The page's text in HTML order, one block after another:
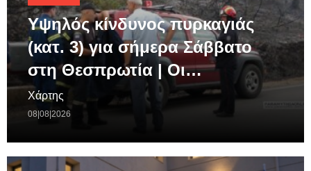
Υψηλός κίνδυνος πυρκαγιάς
(κατ. 3) για σήμερα Σάββατο
στη Θεσπρωτία | Οι…
Χάρτης
08|08|2026